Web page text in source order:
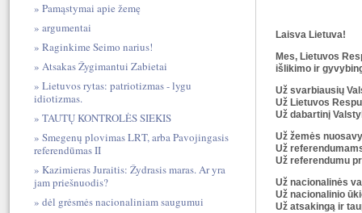
Laisva Lietuva!
Mes, Lietuvos
išlikimo ir
Už svarbiausių
Už Lietuvos
Už dabartinį
Už žemės
Už
Už referendumu
Už nacionalinės
Už nacionalinio
Už atsakingą ir
Pamąstymai apie žemę
argumentai
Raginkime Seimo narius!
Atsakas Žygimantui Zabietai
Lietuvos rytas: patriotizmas - lygu
idiotizmas.
TAUTŲ KONTROLĖS SIEKIS
Smegenų plovimas LRT, arba Pavojingasis
referendūmas II
Kazimieras Juraitis: Žydrasis maras. Ar yra
jam priešnuodis?
dėl grėsmės nacionaliniam saugumui